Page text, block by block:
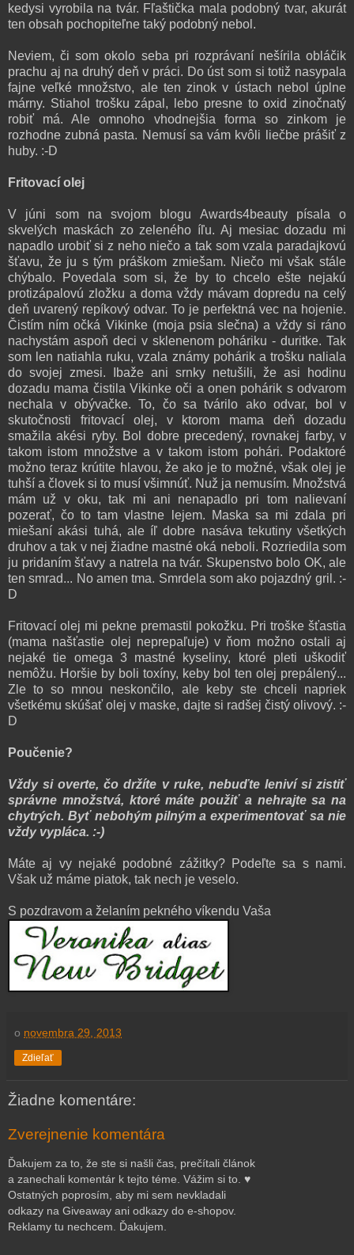
kedysi vyrobila na tvár. Fľaštička mala podobný tvar, akurát
ten obsah pochopiteľne taký podobný nebol.
Neviem, či som okolo seba pri rozprávaní nešírila obláčik
prachu aj na druhý deň v práci. Do úst som si totiž nasypala
fajne veľké množstvo, ale ten zinok v ústach nebol úplne
márny. Stiahol trošku zápal, lebo presne to oxid zinočnatý
robiť má. Ale omnoho vhodnejšia forma so zinkom je
rozhodne zubná pasta. Nemusí sa vám kvôli liečbe prášiť z
huby. :-D
Fritovací olej
V júni som na svojom blogu Awards4beauty písala o
skvelých maskách zo zeleného íľu. Aj mesiac dozadu mi
napadlo urobiť si z neho niečo a tak som vzala paradajkovú
šťavu, že ju s tým práškom zmiešam. Niečo mi však stále
chýbalo. Povedala som si, že by to chcelo ešte nejakú
protizápalovú zložku a doma vždy mávam dopredu na celý
deň uvarený repíkový odvar. To je perfektná vec na hojenie.
Čistím ním očká Vikinke (moja psia slečna) a vždy si ráno
nachystám aspoň deci v sklenenom poháriku - duritke. Tak
som len natiahla ruku, vzala známy pohárik a trošku naliala
do svojej zmesi. Ibaže ani srnky netušili, že asi hodinu
dozadu mama čistila Vikinke oči a onen pohárik s odvarom
nechala v obývačke. To, čo sa tvárilo ako odvar, bol v
skutočnosti fritovací olej, v ktorom mama deň dozadu
smažila akési ryby. Bol dobre precedený, rovnakej farby, v
takom istom množstve a v takom istom pohári. Podaktoré
možno teraz krútite hlavou, že ako je to možné, však olej je
tuhší a človek si to musí všimnúť. Nuž ja nemusím. Množstvá
mám už v oku, tak mi ani nenapadlo pri tom nalievaní
pozerať, čo to tam vlastne lejem. Maska sa mi zdala pri
miešaní akási tuhá, ale íľ dobre nasáva tekutiny všetkých
druhov a tak v nej žiadne mastné oká neboli. Rozriedila som
ju pridaním šťavy a natrela na tvár. Skupenstvo bolo OK, ale
ten smrad... No amen tma. Smrdela som ako pojazdný gril. :-
D
Fritovací olej mi pekne premastil pokožku. Pri troške šťastia
(mama našťastie olej neprepaľuje) v ňom možno ostali aj
nejaké tie omega 3 mastné kyseliny, ktoré pleti uškodiť
nemôžu. Horšie by boli toxíny, keby bol ten olej prepálený...
Zle to so mnou neskončilo, ale keby ste chceli napriek
všetkému skúšať olej v maske, dajte si radšej čistý olivový. :-
D
Poučenie?
Vždy si overte, čo držíte v ruke, nebuďte leniví si zistiť
správne množstvá, ktoré máte použiť a nehrajte sa na
chytrých. Byť nebohým pilným a experimentovať sa nie
vždy vypláca. :-)
Máte aj vy nejaké podobné zážitky? Podeľte sa s nami.
Však už máme piatok, tak nech je veselo.
S pozdravom a želaním pekného víkendu Vaša
o novembra 29, 2013
Zdieľať
Žiadne komentáre:
Zverejnenie komentára
Ďakujem za to, že ste si našli čas, prečítali článok
a zanechali komentár k tejto téme. Vážim si to. ♥
Ostatných poprosím, aby mi sem nevkladali
odkazy na Giveaway ani odkazy do e-shopov.
Reklamy tu nechcem. Ďakujem.